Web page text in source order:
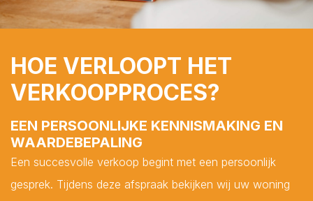
HOE VERLOOPT HET
VERKOOPPROCES?
EEN PERSOONLIJKE KENNISMAKING EN
WAARDEBEPALING
Een succesvolle verkoop begint met een persoonlijk
gesprek. Tijdens deze afspraak bekijken wij uw woning
Type woning*
Minimum prijs*
Maximum prijs*